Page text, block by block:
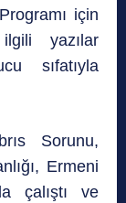
için
yazılar
sıfatıyla
Sorunu,
Ermeni
çalıştı ve